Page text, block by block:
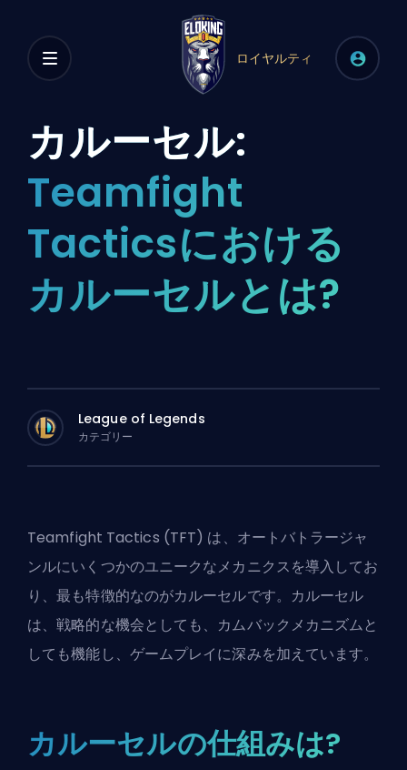
ロイヤルティ
カルーセル:
Teamfight
Tacticsにおける
カルーセルとは?
League of Legends
カテゴリー
Teamfight Tactics (TFT) は、オートバトラージャ
ンルにいくつかのユニークなメカニクスを導入してお
り、最も特徴的なのがカルーセルです。カルーセル
は、戦略的な機会としても、カムバックメカニズムと
しても機能し、ゲームプレイに深みを加えています。
カルーセルの仕組みは?